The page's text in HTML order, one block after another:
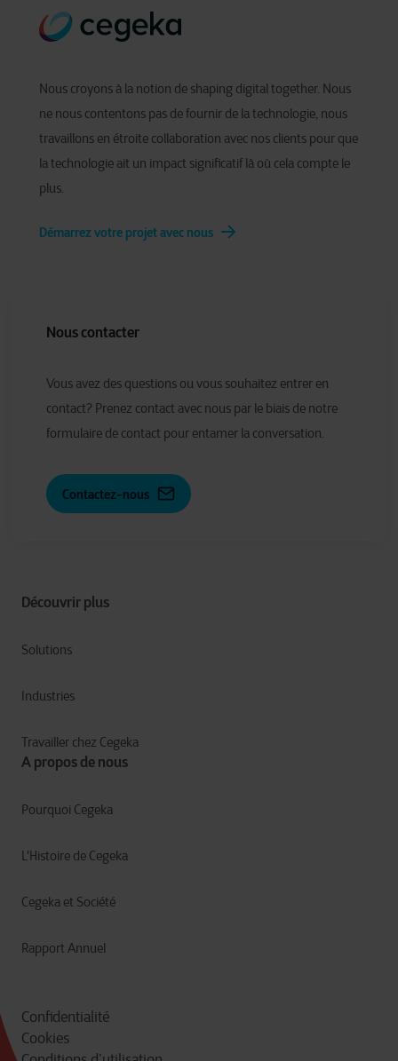
Nous croyons à la notion de shaping digital together. Nous
ne nous contentons pas de fournir de la technologie, nous
travaillons en étroite collaboration avec nos clients pour que
la technologie ait un impact significatif là où cela compte le
plus.
Démarrez votre projet avec nous
Découvrir plus
Solutions
Industries
Travailler chez Cegeka
A propos de nous
Pourquoi Cegeka
L'Histoire de Cegeka
Cegeka et Société
Rapport Annuel
Nous contacter
Vous avez des questions ou vous souhaitez entrer en
contact? Prenez contact avec nous par le biais de notre
formulaire de contact pour entamer la conversation.
Contactez-nous
Confidentialité
Cookies